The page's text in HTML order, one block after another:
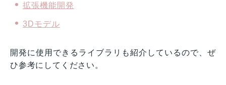
拡張機能開発
3Dモデル
開発に使用できるライブラリも紹介しているので、ぜ
ひ参考にしてください。